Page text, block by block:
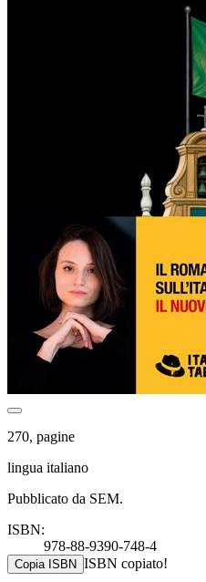
270, pagine
lingua italiano
Pubblicato da SEM.
ISBN:
978-88-9390-748-4
Copia ISBN ISBN copiato!